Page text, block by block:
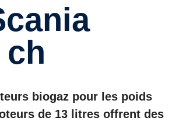
ch
biogaz pour les poids
de 13 litres offrent des